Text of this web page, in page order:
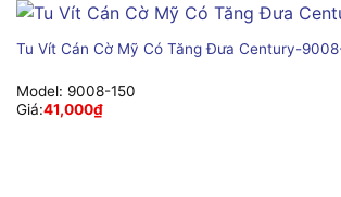
Tu Vít Cán Cờ Mỹ Có Tăng Đưa Century-
Model: 9008-150
Giá:41,000₫